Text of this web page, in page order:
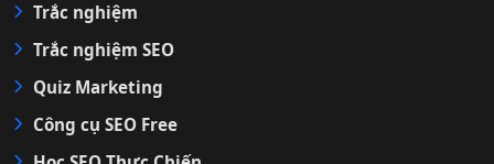
Trắc nghiệm
Trắc nghiệm SEO
Quiz Marketing
Công cụ SEO Free